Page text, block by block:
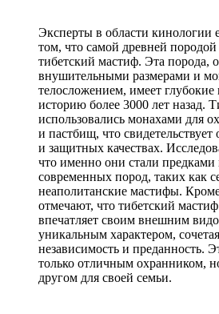
Эксперты в области кинологии
том, что самой древней породой
тибетский мастиф. Эта порода,
внушительными размерами и
телосложением, имеет
историю более 3000 лет назад.
использовались монахами для
и пастбищ, что свидетельствует
и защитных качествах.
что именно они стали
современных пород, таких как
неаполитанские мастифы.
отмечают, что тибетский
впечатляет своим внешним
уникальным характером,
независимость и преданность.
только отличным охранником,
другом для своей семьи.